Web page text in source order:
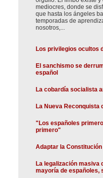
mediocres, donde se
que hasta los ángeles
temporadas de
nosotros,...
Los privilegios ocultos
El sanchismo se
español
La cobardía socialista
La Nueva Reconquista
"Los españoles
primero"
Adaptar la Constitución
La legalización masiva
mayoría de españoles,